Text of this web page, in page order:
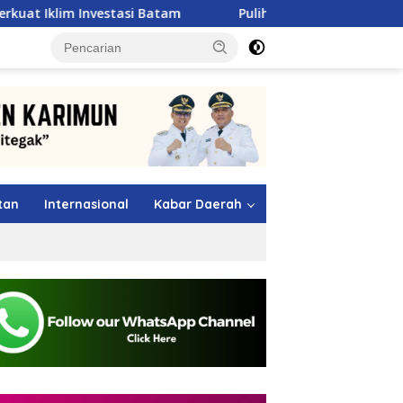
Batam Pulihkan Sumbar Pasca Banjir, Pertamina
Internasional Kabar Daerah